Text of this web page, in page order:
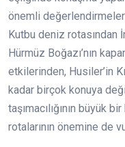
önemli
Kutbu deniz rotasından
Hürmüz Boğazı’nın
etkilerinden, Husiler’in
kadar birçok konuya
taşımacılığının büyük
rotalarının önemine de